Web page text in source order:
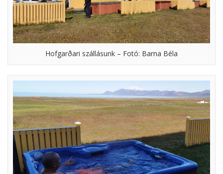
Hofgarðari szállásunk – Fotó: Barna Béla